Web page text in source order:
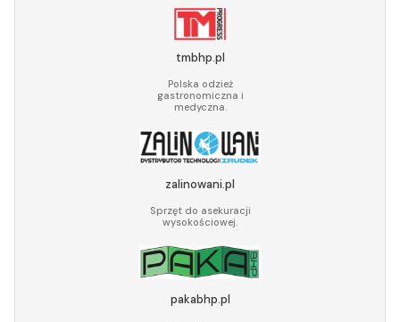
tmbhp.pl
Polska odzież
gastronomiczna i
medyczna.
zalinowani.pl
Sprzęt do asekuracji
wysokościowej.
pakabhp.pl